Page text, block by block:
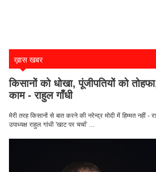
ख़ास खबर
किसानों को धोखा, पूंजीपतियों को
काम - राहुल गाँधी
मेरी तरह किसानों से बात करने की नरेन्द्र मोदी में हिम्मत नहीं
उपाध्यक्ष राहुल गांधी 'खाट पर चर्चा' ...